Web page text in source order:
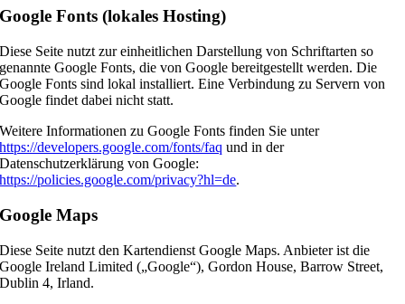
Google Fonts (lokales Hosting)
Diese Seite nutzt zur einheitlichen Darstellung von Schriftarten so
genannte Google Fonts, die von Google bereitgestellt werden. Die
Google Fonts sind lokal installiert. Eine Verbindung zu Servern von
Google findet dabei nicht statt.
Weitere Informationen zu Google Fonts finden Sie unter
https://developers.google.com/fonts/faq und in der
Datenschutzerklärung von Google:
https://policies.google.com/privacy?hl=de.
Google Maps
Diese Seite nutzt den Kartendienst Google Maps. Anbieter ist die
Google Ireland Limited („Google“), Gordon House, Barrow Street,
Dublin 4, Irland.